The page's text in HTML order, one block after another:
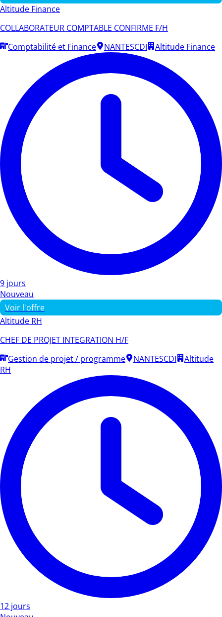
Altitude Finance
COLLABORATEUR COMPTABLE CONFIRME F/H
Comptabilité et Finance
NANTESCDI Altitude Finance
9 jours
Nouveau
Voir l'offre
Altitude RH
CHEF DE PROJET INTEGRATION H/F
Gestion de projet / programme
NANTESCDI
Altitude
RH
12 jours